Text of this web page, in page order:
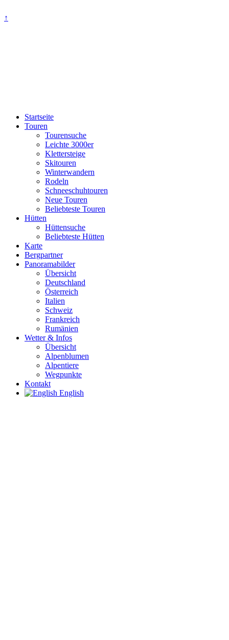
↑
Startseite
Touren
Tourensuche
Leichte 3000er
Klettersteige
Skitouren
Winterwandern
Rodeln
Schneeschuhtouren
Neue Touren
Beliebteste Touren
Hütten
Hüttensuche
Beliebteste Hütten
Karte
Bergpartner
Panoramabilder
Übersicht
Deutschland
Österreich
Italien
Schweiz
Frankreich
Rumänien
Wetter & Infos
Übersicht
Alpenblumen
Alpentiere
Wegpunkte
Kontakt
English